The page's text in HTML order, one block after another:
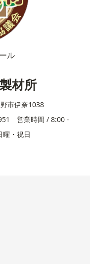
ル
材所
市伊奈1038
営業時間 / 8:00 -
・祝日